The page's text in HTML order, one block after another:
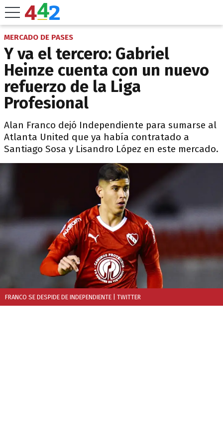
MERCADO DE PASES
Y va el tercero: Gabriel
Heinze cuenta con un nuevo
refuerzo de la Liga
Profesional
Alan Franco dejó Independiente para sumarse al
Atlanta United que ya había contratado a
Santiago Sosa y Lisandro López en este mercado.
FRANCO SE DESPIDE DE INDEPENDIENTE | TWITTER